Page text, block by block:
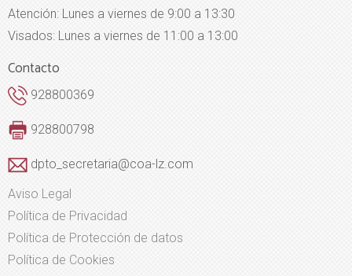
Atención: Lunes a viernes de 9:00 a 13:30
Visados: Lunes a viernes de 11:00 a 13:00
Contacto
928800369
928800798
dpto_secretaria@coa-lz.com
Aviso Legal
Política de Privacidad
Política de Protección de datos
Política de Cookies